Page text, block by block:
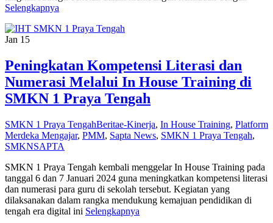
Selengkapnya
Jan 15
Peningkatan Kompetensi Literasi dan
Numerasi Melalui In House Training di
SMKN 1 Praya Tengah
SMKN 1 Praya TengahBeritae-Kinerja, In House Training, Platform
Merdeka Mengajar, PMM, Sapta News, SMKN 1 Praya Tengah,
SMKNSAPTA
SMKN 1 Praya Tengah kembali menggelar In House Training pada
tanggal 6 dan 7 Januari 2024 guna meningkatkan kompetensi literasi
dan numerasi para guru di sekolah tersebut. Kegiatan yang
dilaksanakan dalam rangka mendukung kemajuan pendidikan di
tengah era digital ini Selengkapnya